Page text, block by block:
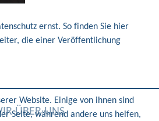
ernst. So finden Sie hier
die einer Veröffentlichung
ÜBER UNS
Website. Einige von ihnen sind
Seite, während andere uns helfen,